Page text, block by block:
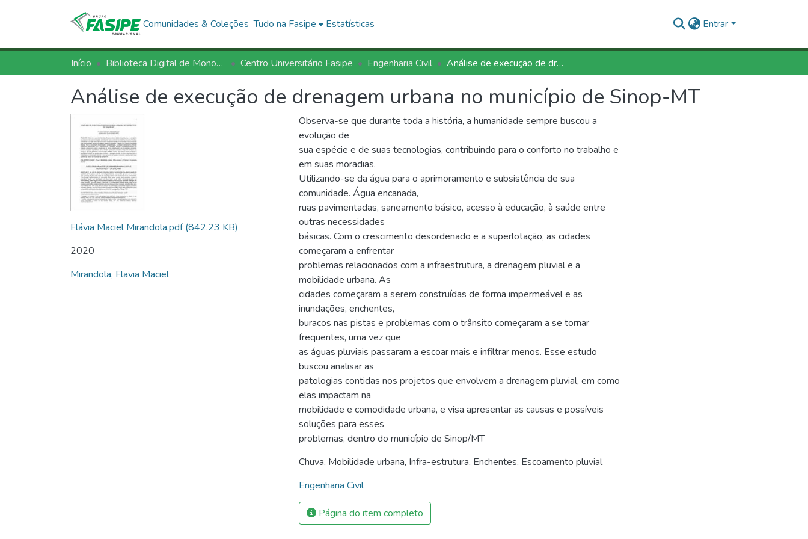
Comunidades & Coleções Tudo na Fasipe Estatísticas Entrar
Início Biblioteca Digital de Monografias - BDM/FASIPE Centro Universitário Fasipe Engenharia Civil Análise de execução de drenagem urbana no município de Sinop-MT
Análise de execução de drenagem urbana no município de Sinop-MT
Flávia Maciel Mirandola.pdf(842.23 KB)
2020
Mirandola, Flavia Maciel
Observa-se que durante toda a história, a humanidade sempre buscou a
evolução de
sua espécie e de suas tecnologias, contribuindo para o conforto no trabalho e
em suas moradias.
Utilizando-se da água para o aprimoramento e subsistência de sua
comunidade. Água encanada,
ruas pavimentadas, saneamento básico, acesso à educação, à saúde entre
outras necessidades
básicas. Com o crescimento desordenado e a superlotação, as cidades
começaram a enfrentar
problemas relacionados com a infraestrutura, a drenagem pluvial e a
mobilidade urbana. As
cidades começaram a serem construídas de forma impermeável e as
inundações, enchentes,
buracos nas pistas e problemas com o trânsito começaram a se tornar
frequentes, uma vez que
as águas pluviais passaram a escoar mais e infiltrar menos. Esse estudo
buscou analisar as
patologias contidas nos projetos que envolvem a drenagem pluvial, em como
elas impactam na
mobilidade e comodidade urbana, e visa apresentar as causas e possíveis
soluções para esses
problemas, dentro do município de Sinop/MT
Chuva, Mobilidade urbana, Infra-estrutura, Enchentes, Escoamento pluvial
Engenharia Civil
Página do item completo